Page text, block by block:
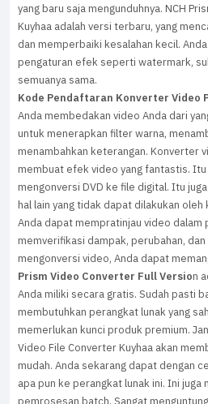
yang baru saja mengunduhnya. NCH
Kuyhaa adalah versi terbaru, yang
dan memperbaiki kesalahan kecil.
pengaturan efek seperti watermark,
semuanya sama.
Kode Pendaftaran Konverter Video
Anda membedakan video Anda dari
untuk menerapkan filter warna,
menambahkan keterangan. Konverter
membuat efek video yang fantastis. Itu
mengonversi DVD ke file digital. Itu
hal lain yang tidak dapat dilakukan
Anda dapat mempratinjau video dalam
memverifikasi dampak, perubahan,
mengonversi video, Anda dapat
Prism Video Converter Full Version
Anda miliki secara gratis. Sudah pasti
membutuhkan perangkat lunak yang
memerlukan kunci produk premium.
Video File Converter Kuyhaa akan
mudah. Anda sekarang dapat dengan
apa pun ke perangkat lunak ini. Ini juga